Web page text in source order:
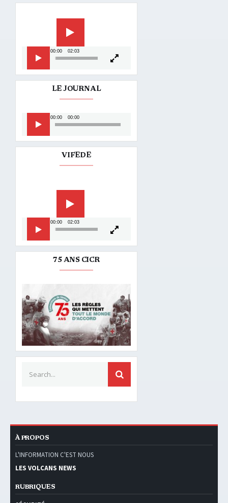
00:00 02:03
LE JOURNAL
audio
00:00 00:00
VIFEDE
00:00 02:03
75 ANS CICR
À PROPOS
L'INFORMATION C'EST NOUS
LES VOLCANS NEWS
RUBRIQUES